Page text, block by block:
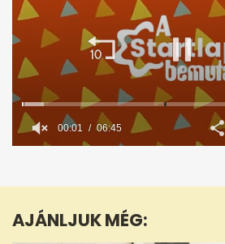
6
45
seconds
00:02 06:45
AJÁNLJUK MÉG: